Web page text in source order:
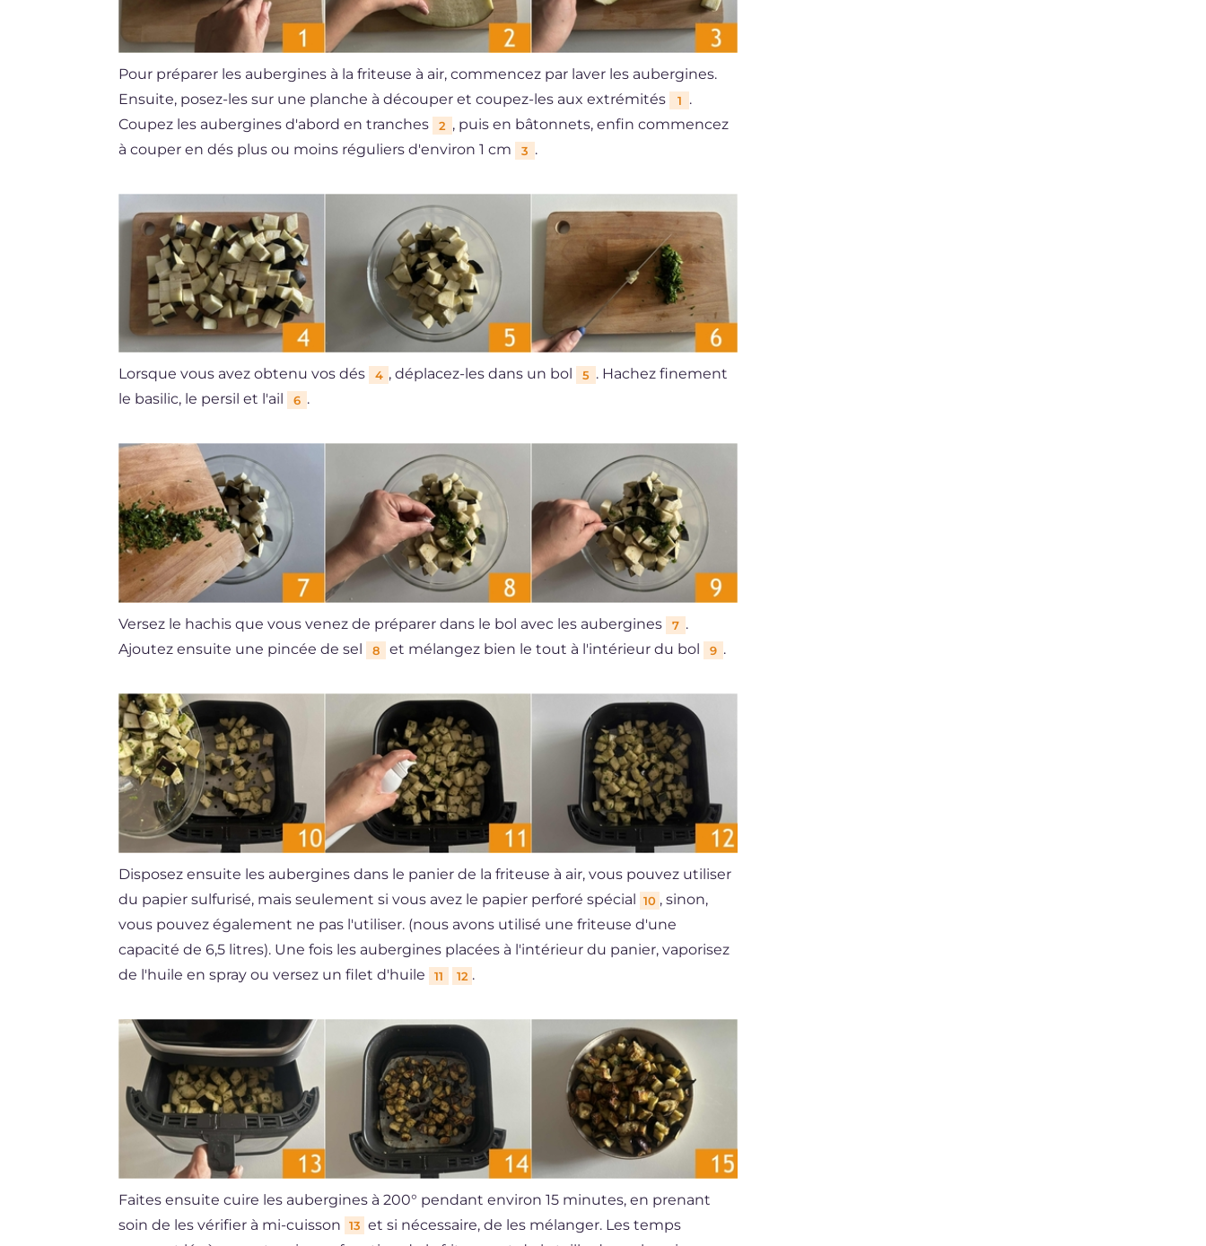
Pour préparer les aubergines à la friteuse à air, commencez par laver les aubergines.
Ensuite, posez-les sur une planche à découper et coupez-les aux extrémités
1
.
Coupez les aubergines d'abord en tranches
2 , puis en bâtonnets, enfin commencez
à couper en dés plus ou moins réguliers d'environ 1 cm
3 .
Lorsque vous avez obtenu vos dés 4 , déplacez-les dans un bol 5 . Hachez finement
le basilic, le persil et l'ail
6 .
Versez le hachis que vous venez de préparer dans le bol avec les aubergines 7 .
Ajoutez ensuite une pincée de sel
8 et mélangez bien le tout à l'intérieur du bol 9 .
Disposez ensuite les aubergines dans le panier de la friteuse à air, vous pouvez utiliser
du papier sulfurisé, mais seulement si vous avez le papier perforé spécial 10 , sinon,
vous pouvez également ne pas l'utiliser. (nous avons utilisé une friteuse d'une
capacité de 6,5 litres). Une fois les aubergines placées à l'intérieur du panier, vaporisez
de l'huile en spray ou versez un filet d'huile
11 12 .
Faites ensuite cuire les aubergines à 200° pendant environ 15 minutes, en prenant
soin de les vérifier à mi-cuisson
13 et si nécessaire, de les mélanger. Les temps